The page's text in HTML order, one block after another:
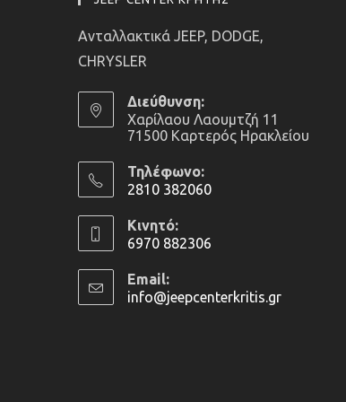
Ανταλλακτικά JEEP, DODGE,
CHRYSLER
Διεύθυνση:
Χαρίλαου Λαουμτζή 11
71500 Καρτερός Ηρακλείου
Τηλέφωνο:
2810 382060
in
your
application
Κινητό:
6970 882306
in
your
Email:
info@jeepcenterkritis.grOpens